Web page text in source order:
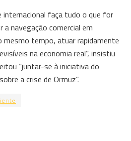
internacional faça tudo o que for
a navegação comercial em
mesmo tempo, atuar rapidamente
na economia real”, insistiu
“juntar-se à iniciativa do
a crise de Ormuz”.